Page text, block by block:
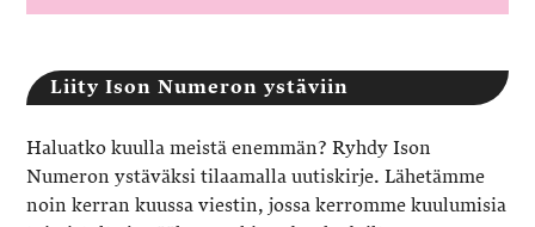
Liity Ison Numeron ystäviin
Haluatko kuulla meistä enemmän? Ryhdy Ison
Numeron ystäväksi tilaamalla uutiskirje. Lähetämme
noin kerran kuussa viestin, jossa kerromme kuulumisia